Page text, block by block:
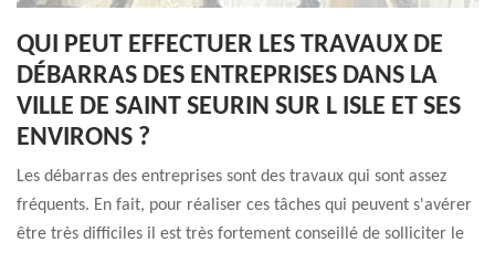
QUI PEUT EFFECTUER LES TRAVAUX DE
DÉBARRAS DES ENTREPRISES DANS LA
VILLE DE SAINT SEURIN SUR L ISLE ET SES
ENVIRONS ?
Les débarras des entreprises sont des travaux qui sont assez
fréquents. En fait, pour réaliser ces tâches qui peuvent s'avérer
être très difficiles il est très fortement conseillé de solliciter le